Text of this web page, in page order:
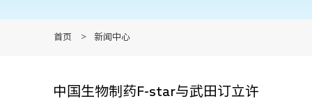
可持续发展
首页 > 新闻中心
中国生物制药F-star与武田订立许